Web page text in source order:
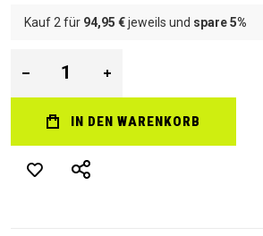
Kauf 2 für 94,95 €jeweils und spare5%
IN DEN WARENKORB